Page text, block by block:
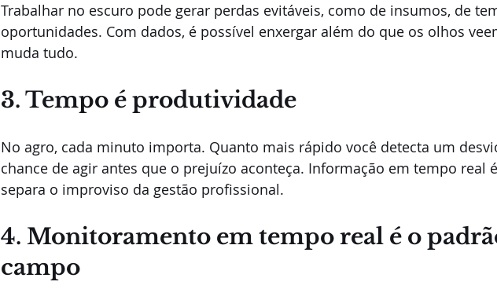
Trabalhar no escuro pode gerar perdas evitáveis, como de insumos, de
oportunidades. Com dados, é possível enxergar além do que os olhos
muda tudo.
3. Tempo é produtividade
No agro, cada minuto importa. Quanto mais rápido você detecta um
chance de agir antes que o prejuízo aconteça. Informação em tempo real
separa o improviso da gestão profissional.
4. Monitoramento em tempo real é o
campo